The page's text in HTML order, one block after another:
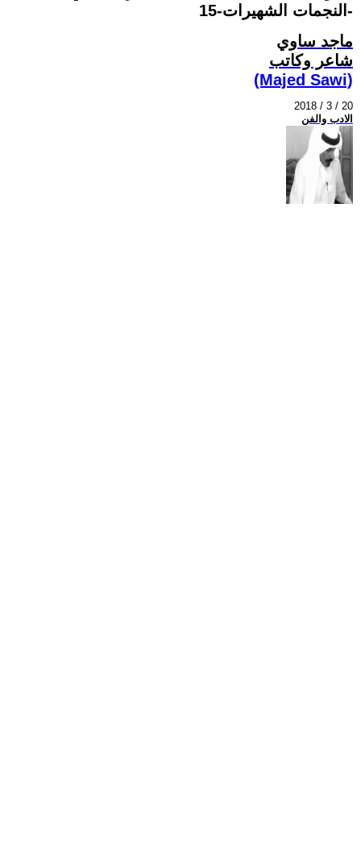
النجمات الشهيرات-15-
ماجد ساوي
شاعر وكاتب
(Majed Sawi)
2018 / 3 / 20
الادب والفن